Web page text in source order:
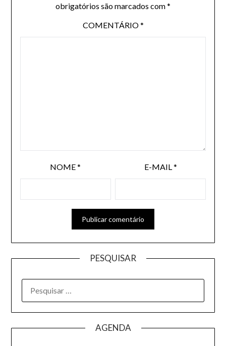
obrigatórios são marcados com*
COMENTÁRIO*
NOME* E-MAIL *
PESQUISAR
AGENDA